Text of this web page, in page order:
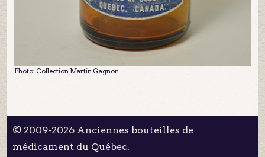
Photo: Collection Martin Gagnon.
© 2009-2026 Anciennes bouteilles de
médicament du Québec.